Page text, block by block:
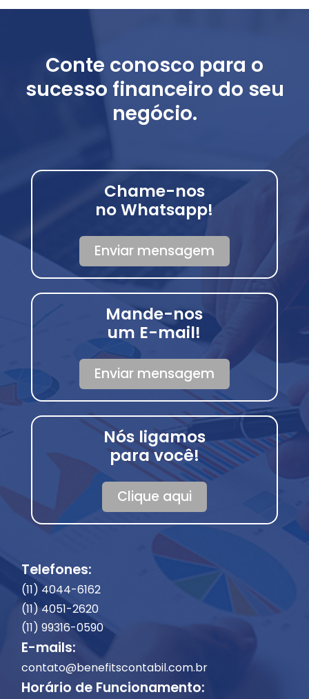
Conte conosco para o
sucesso financeiro do seu
negócio.
Chame-nos
no Whatsapp!
Enviar mensagem
Mande-nos
um E-mail!
Enviar mensagem
Nós ligamos
para você!
Clique aqui
Telefones:
(11) 4044-6162
(11) 4051-2620
(11) 99316-0590
E-mails:
contato@benefitscontabil.com.br
Horário de Funcionamento: